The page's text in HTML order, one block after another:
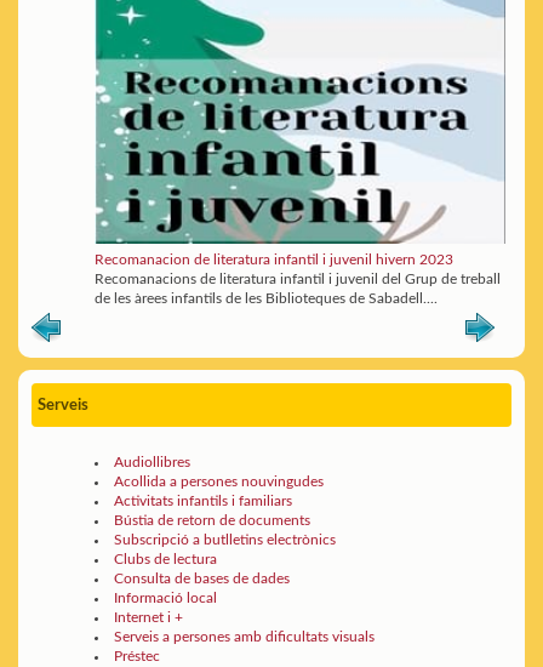
Recomanacion de literatura infantil i juvenil hivern 2023
Recomanacions de literatura infantil i juvenil del Grup de treball
de les àrees infantils de les Biblioteques de Sabadell....
Serveis
Audiollibres
Acollida a persones nouvingudes
Activitats infantils i familiars
Bústia de retorn de documents
Subscripció a butlletins electrònics
Clubs de lectura
Consulta de bases de dades
Informació local
Internet i +
Serveis a persones amb dificultats visuals
Préstec